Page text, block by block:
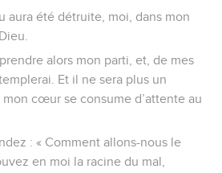
aura été détruite, moi, dans mon
alors mon parti, et, de mes
Et il ne sera plus un
cœur se consume d’attente au
: « Comment allons-nous le
en moi la racine du mal,